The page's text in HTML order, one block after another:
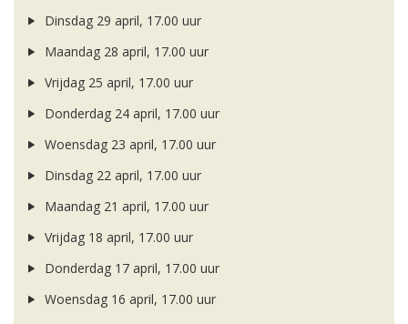
Dinsdag 29 april, 17.00 uur
Maandag 28 april, 17.00 uur
Vrijdag 25 april, 17.00 uur
Donderdag 24 april, 17.00 uur
Woensdag 23 april, 17.00 uur
Dinsdag 22 april, 17.00 uur
Maandag 21 april, 17.00 uur
Vrijdag 18 april, 17.00 uur
Donderdag 17 april, 17.00 uur
Woensdag 16 april, 17.00 uur